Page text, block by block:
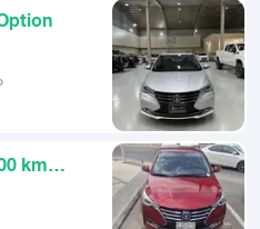
km